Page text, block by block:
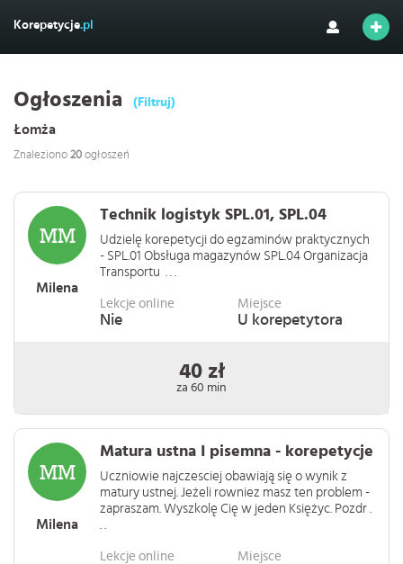
Korepetycje.pl
Ogłoszenia (Filtruj)
Łomża
Znaleziono 20 ogłoszeń
Milena
Technik logistyk SPL.01, SPL.04
Udzielę korepetycji do egzaminów praktycznych
- SPL.01 Obsługa magazynów SPL.04 Organizacja
Transportu . . .
Lekcje online
Nie
Miejsce
U korepetytora
40 zł
za 60 min
Milena
Matura ustna I pisemna - korepetycje
Uczniowie najczesciej obawiają się o wynik z
matury ustnej. Jeżeli rowniez masz ten problem -
zapraszam. Wyszkolę Cię w jeden Księżyc. Pozdr .
. .
Lekcje online Miejsce